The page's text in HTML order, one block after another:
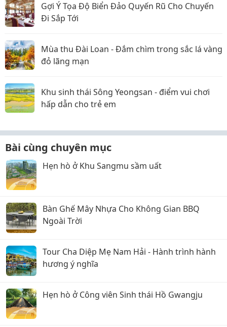
Gợi Ý Tọa Độ Biển Đảo Quyến Rũ Cho Chuyến
Đi Sắp Tới
Mùa thu Đài Loan - Đắm chìm trong sắc lá vàng
đỏ lãng mạn
Khu sinh thái Sông Yeongsan - điểm vui chơi
hấp dẫn cho trẻ em
Bài cùng chuyên mục
Hẹn hò ở Khu Sangmu sầm uất
Bàn Ghế Mây Nhựa Cho Không Gian BBQ
Ngoài Trời
Tour Cha Diệp Mẹ Nam Hải - Hành trình hành
hương ý nghĩa
Hẹn hò ở Công viên Sinh thái Hồ Gwangju